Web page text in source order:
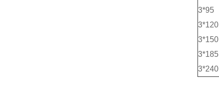
3*95
3*120
3*150
3*185
3*240